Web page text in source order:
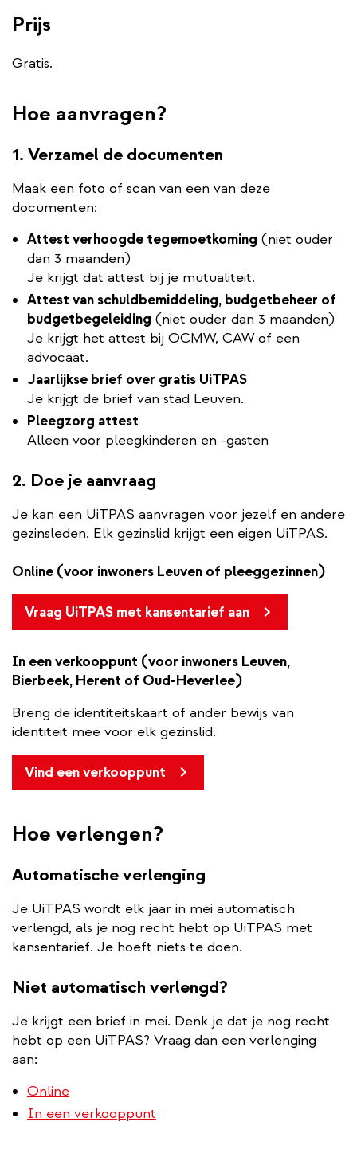
Prijs
Gratis.
Hoe aanvragen?
1. Verzamel de documenten
Maak een foto of scan van een van deze
documenten:
Attest verhoogde tegemoetkoming (niet ouder
dan 3 maanden)
Je krijgt dat attest bij je mutualiteit.
Attest van schuldbemiddeling, budgetbeheer of
budgetbegeleiding (niet ouder dan 3 maanden)
Je krijgt het attest bij OCMW, CAW of een
advocaat.
Jaarlijkse brief over gratis UiTPAS
Je krijgt de brief van stad Leuven.
Pleegzorg attest
Alleen voor pleegkinderen en -gasten
2. Doe je aanvraag
Je kan een UiTPAS aanvragen voor jezelf en andere
gezinsleden. Elk gezinslid krijgt een eigen UiTPAS.
Online (voor inwoners Leuven of pleeggezinnen)
Vraag UiTPAS met kansentarief aan
In een verkooppunt (voor inwoners Leuven,
Bierbeek, Herent of Oud-Heverlee)
Breng de identiteitskaart of ander bewijs van
identiteit mee voor elk gezinslid.
Vind een verkooppunt
Hoe verlengen?
Automatische verlenging
Je UiTPAS wordt elk jaar in mei automatisch
verlengd, als je nog recht hebt op UiTPAS met
kansentarief. Je hoeft niets te doen.
Niet automatisch verlengd?
Je krijgt een brief in mei. Denk je dat je nog recht
hebt op een UiTPAS? Vraag dan een verlenging
aan:
Online
In een verkooppunt